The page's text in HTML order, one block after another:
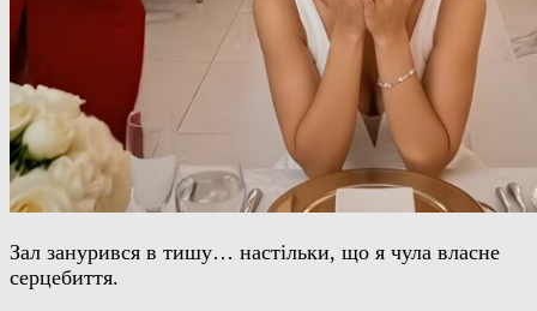
Зал занурився в тишу… настільки, що я чула власне
серцебиття.